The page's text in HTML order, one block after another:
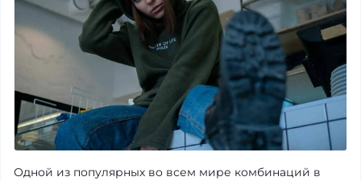
Одной из популярных во всем мире комбинаций в